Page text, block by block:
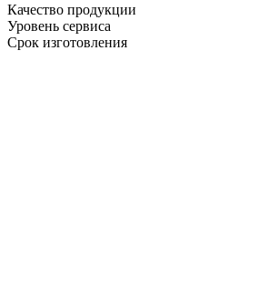
Качество продукции
Уровень сервиса
Срок изготовления